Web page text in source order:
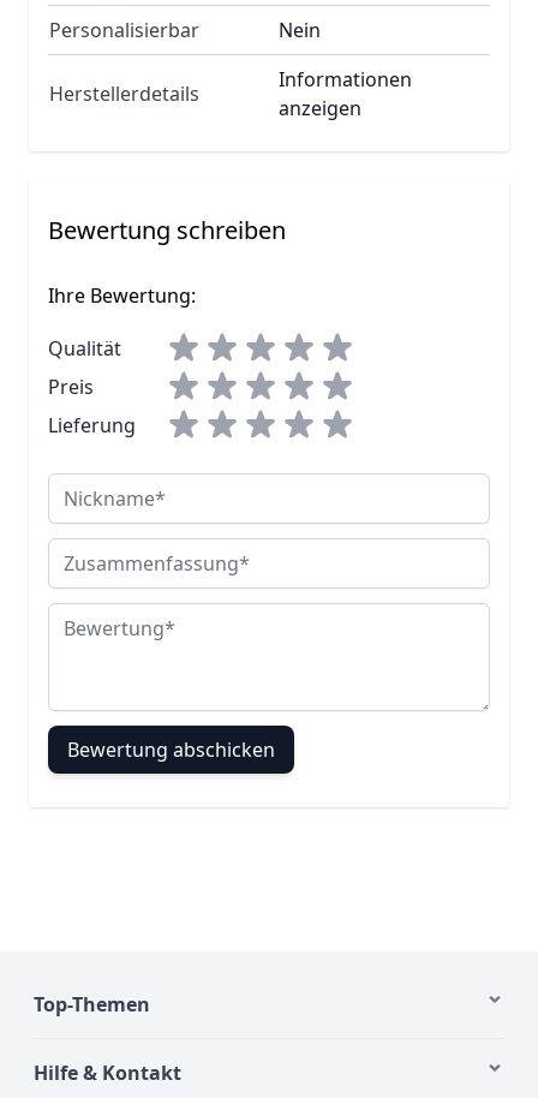
Personalisierbar
Nein
Herstellerdetails
Informationen
anzeigen
Bewertung schreiben
Ihre Bewertung:
Qualität
Preis
Lieferung
Nickname
Zusammenfassung
Bewertung
Bewertung abschicken
Top-Themen
Hilfe & Kontakt